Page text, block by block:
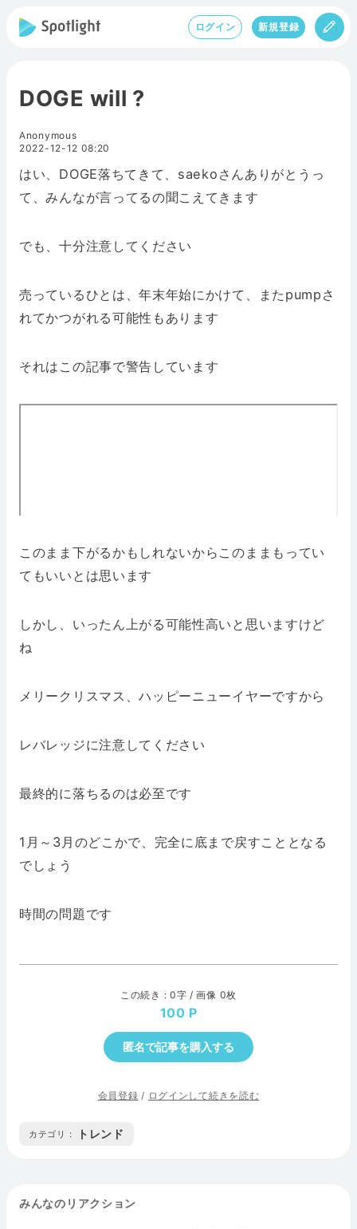
ログイン 新規登録
DOGE will ?
Anonymous
2022-12-12 08:20
はい、DOGE落ちてきて、saekoさんありがとうっ
て、みんなが言ってるの聞こえてきます
でも、十分注意してください
売っているひとは、年末年始にかけて、またpumpさ
れてかつがれる可能性もあります
それはこの記事で警告しています
このまま下がるかもしれないからこのままもってい
てもいいとは思います
しかし、いったん上がる可能性高いと思いますけど
ね
メリークリスマス、ハッピーニューイヤーですから
レバレッジに注意してください
最終的に落ちるのは必至です
1月～3月のどこかで、完全に底まで戻すこととなる
でしょう
時間の問題です
この続き : 0字 / 画像 0枚
100
匿名で記事を購入する
会員登録 / ログインして続きを読む
カテゴリ : トレンド
みんなのリアクション